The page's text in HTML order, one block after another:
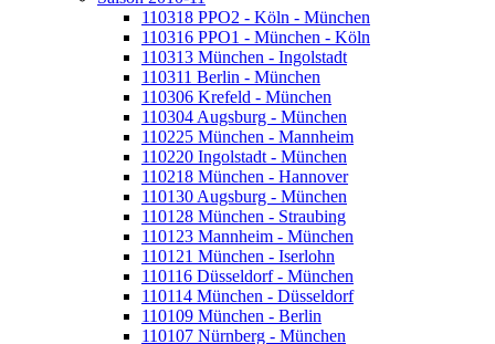
110318 PPO2 - Köln - München
110316 PPO1 - München - Köln
110313 München - Ingolstadt
110311 Berlin - München
110306 Krefeld - München
110304 Augsburg - München
110225 München - Mannheim
110220 Ingolstadt - München
110218 München - Hannover
110130 Augsburg - München
110128 München - Straubing
110123 Mannheim - München
110121 München - Iserlohn
110116 Düsseldorf - München
110114 München - Düsseldorf
110109 München - Berlin
110107 Nürnberg - München